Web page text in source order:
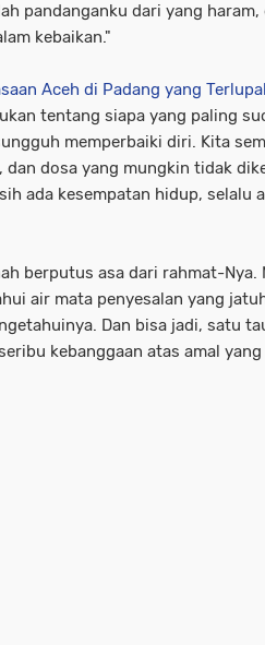
pandanganku dari yang haram,
kebaikan."
Aceh di Padang yang
tentang siapa yang paling
memperbaiki diri. Kita
dan dosa yang mungkin tidak
ada kesempatan hidup, selalu
berputus asa dari rahmat-Nya.
air mata penyesalan yang
Dan bisa jadi, satu
kebanggaan atas amal